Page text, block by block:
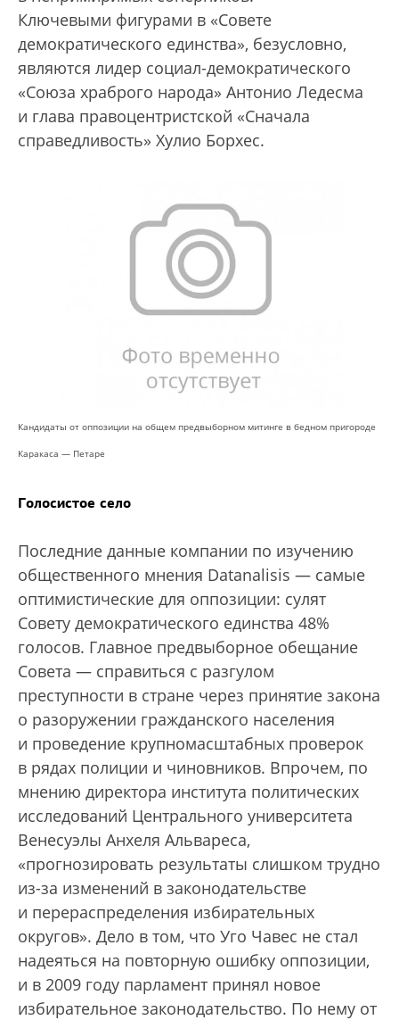
Ключевыми фигурами в «Совете
демократического единства», безусловно,
являются лидер социал-демократического
«Союза храб­рого народа» Антонио Ледесма
и глава правоцентристской «Сначала
справедливость» Хулио Борхес.
Кандидаты от оппозиции на общем предвыборном митинге в бедном пригороде
Каракаса — Петаре
Голосистое село
Последние данные компании по изучению
общественного мнения Datanalisis — самые
оптимистические для оппозиции: сулят
Совету демократического единства 48%
голосов. Главное предвыборное обещание
Совета — справиться с разгулом
преступности в стране через принятие закона
о разоружении гражданского населения
и проведение крупномасштабных проверок
в рядах полиции и чиновников. Впрочем, по
мнению директора института политических
исследований Центрального университета
Венесуэлы Анхеля Альвареса,
«прогнозировать результаты слишком трудно
из-за изменений в законодательстве
и перераспределения избирательных
округов». Дело в том, что Уго Чавес не стал
надеяться на повторную ошибку оппозиции,
и в 2009 году парламент принял новое
избирательное законодательство. По нему от